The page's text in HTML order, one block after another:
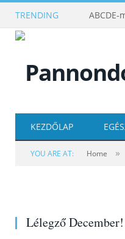
TRENDING
KEZDŐLAP
YOU ARE AT: Home »
Lélegző December!